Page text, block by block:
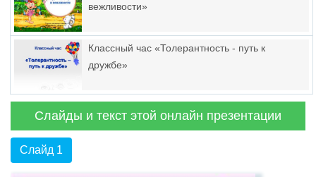
вежливости»
Классный час «Толерантность - путь к
дружбе»
Слайды и текст этой онлайн презентации
Слайд 1